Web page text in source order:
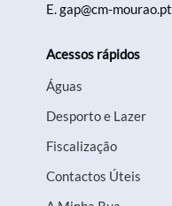
E.gap@cm-mourao.pt
Acessos rápidos
Águas
Desporto e Lazer
Fiscalização
Contactos Úteis